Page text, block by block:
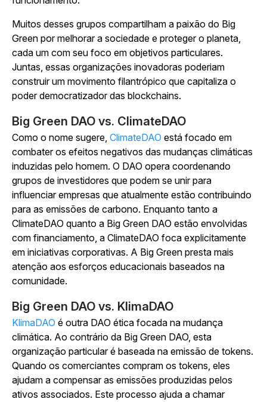
Muitos desses grupos compartilham a paixão do Big
Green por melhorar a sociedade e proteger o planeta,
cada um com seu foco em objetivos particulares.
Juntas, essas organizações inovadoras poderiam
construir um movimento filantrópico que capitaliza o
poder democratizador das blockchains.
Big Green DAO vs. ClimateDAO
Como o nome sugere, ClimateDAO está focado em
combater os efeitos negativos das mudanças climáticas
induzidas pelo homem. O DAO opera coordenando
grupos de investidores que podem se unir para
influenciar empresas que atualmente estão contribuindo
para as emissões de carbono. Enquanto tanto a
ClimateDAO quanto a Big Green DAO estão envolvidas
com financiamento, a ClimateDAO foca explicitamente
em iniciativas corporativas. A Big Green presta mais
atenção aos esforços educacionais baseados na
comunidade.
Big Green DAO vs. KlimaDAO
KlimaDAO é outra DAO ética focada na mudança
climática. Ao contrário da Big Green DAO, esta
organização particular é baseada na emissão de tokens.
Quando os comerciantes compram os tokens, eles
ajudam a compensar as emissões produzidas pelos
ativos associados. Este processo ajuda a chamar